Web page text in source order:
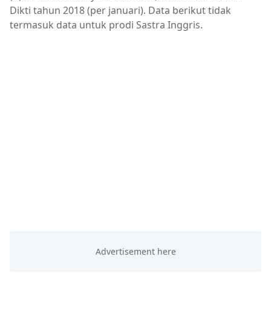
Dikti tahun 2018 (per januari). Data berikut tidak
termasuk data untuk prodi Sastra Inggris.